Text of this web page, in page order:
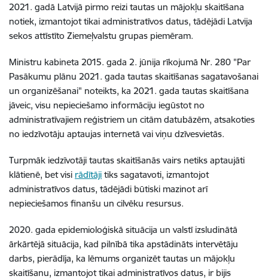
2021. gadā Latvijā pirmo reizi tautas un mājokļu skaitīšana
notiek, izmantojot tikai administratīvos datus, tādējādi Latvija
sekos attīstīto Ziemeļvalstu grupas piemēram.
Ministru kabineta 2015. gada 2. jūnija rīkojumā Nr. 280 "Par
Pasākumu plānu 2021. gada tautas skaitīšanas sagatavošanai
un organizēšanai" noteikts, ka 2021. gada tautas skaitīšana
jāveic, visu nepieciešamo informāciju iegūstot no
administratīvajiem reģistriem un citām datubāzēm, atsakoties
no iedzīvotāju aptaujas internetā vai viņu dzīvesvietās.
Turpmāk iedzīvotāji tautas skaitīšanās vairs netiks aptaujāti
klātienē, bet visi rādītāji tiks sagatavoti, izmantojot
administratīvos datus, tādējādi būtiski mazinot arī
nepieciešamos finanšu un cilvēku resursus.
2020. gada epidemioloģiskā situācija un valstī izsludinātā
ārkārtējā situācija, kad pilnībā tika apstādināts intervētāju
darbs, pierādīja, ka lēmums organizēt tautas un mājokļu
skaitīšanu, izmantojot tikai administratīvos datus, ir bijis